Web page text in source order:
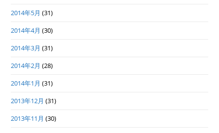
2014年5月 (31)
2014年4月 (30)
2014年3月 (31)
2014年2月 (28)
2014年1月 (31)
2013年12月 (31)
2013年11月 (30)